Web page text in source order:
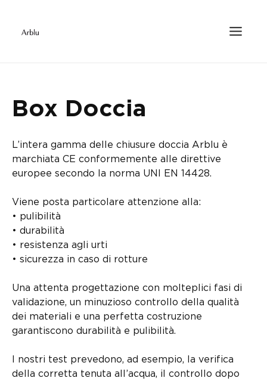
Box Doccia
L’intera gamma delle chiusure doccia Arblu è
marchiata CE conformemente alle direttive
europee secondo la norma UNI EN 14428.
Viene posta particolare attenzione alla:
• pulibilità
• durabilità
• resistenza agli urti
• sicurezza in caso di rotture
Una attenta progettazione con molteplici fasi di
validazione, un minuzioso controllo della qualità
dei materiali e una perfetta costruzione
garantiscono durabilità e pulibilità.
I nostri test prevedono, ad esempio, la verifica
della corretta tenuta all’acqua, il controllo dopo